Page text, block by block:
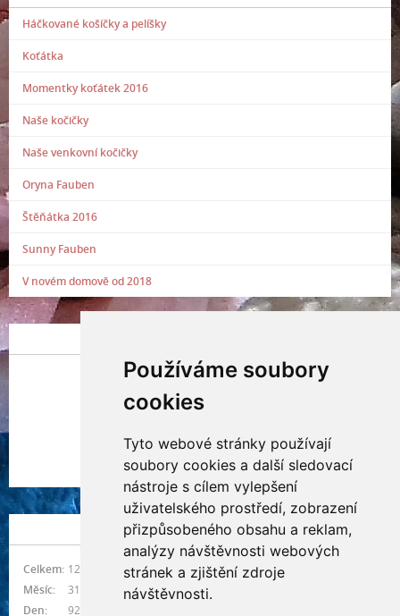
Používáme soubory
cookies
Tyto webové stránky používají
soubory cookies a další sledovací
nástroje s cílem vylepšení
uživatelského prostředí, zobrazení
přizpůsobeného obsahu a reklam,
analýzy návštěvnosti webových
stránek a zjištění zdroje
návštěvnosti.
Háčkované košíčky a pelíšky
Koťátka
Momentky koťátek 2016
Naše kočičky
Naše venkovní kočičky
Oryna Fauben
Štěňátka 2016
Sunny Fauben
V novém domově od 2018
Indianna Ryve
Nostra, CZ
NÁVŠTĚVNOST
Celkem: 1215804
Měsíc:
31396
Den:
925